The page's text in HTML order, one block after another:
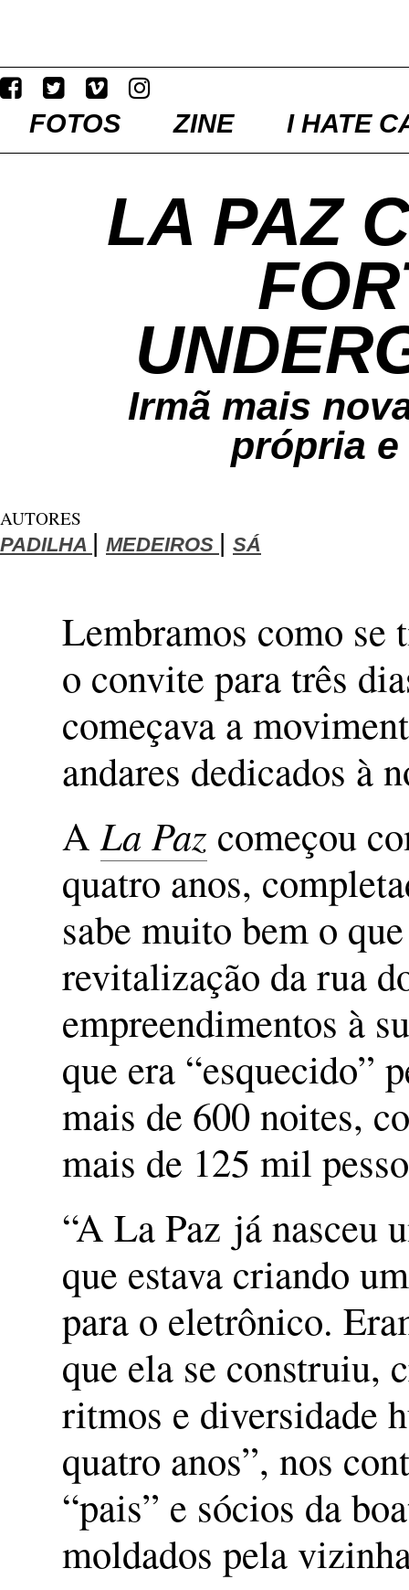
FOTOS ZINE I HATE
LA PAZ
Irmã mais
própria
AUTORES
PADILHA | MEDEIROS | SÁ
Lembramos como se
o convite para três
começava a
andares dedicados à
ALa Paz começou
quatro anos,
sabe muito bem o
revitalização da rua
empreendimentos à
que era “esquecido”
mais de 600 noites,
mais de 125 mil
“A La Paz já nasceu
que estava criando
para o eletrônico.
que ela se construiu,
ritmos e diversidade
quatro anos”, nos
“pais” e sócios da
moldados pela